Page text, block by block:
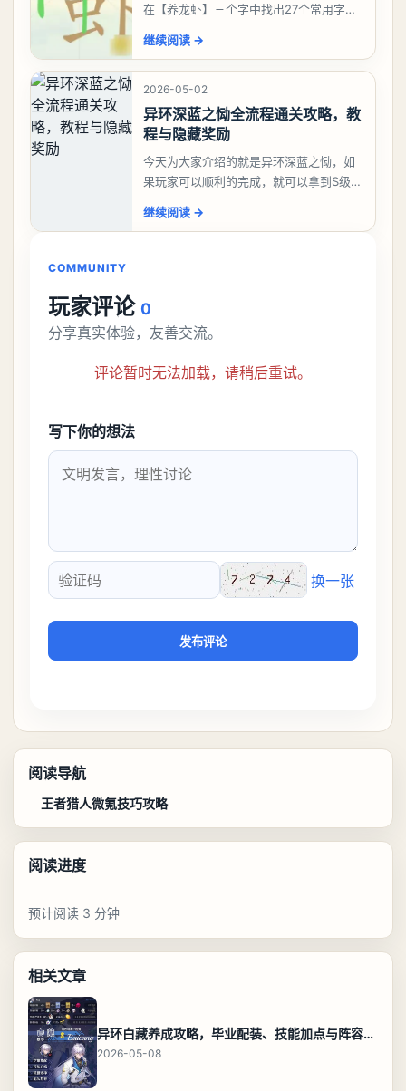
在【养龙虾】三个字中找出27个常用字，
大、夫、夰、巾、中、虫、下、虾、卜、
囗、吓、卟、
继续阅读 →
2026-05-02
异环深蓝之恸全流程通关攻略，教
程与隐藏奖励
今天为大家介绍的就是异环深蓝之恸，如
果玩家可以顺利的完成，就可以拿到S级弧
比较高的，对于那些新手玩家并不建议直
继续阅读 →
COMMUNITY
玩家评论 0
分享真实体验，友善交流。
评论暂时无法加载，请稍后重试。
写下你的想法
验证码
换一张
发布评论
阅读导航
王者猎人微氪技巧攻略
阅读进度
预计阅读 3 分钟
相关文章
异环白藏养成攻略，毕业配装、技能加点与阵容搭配保姆级解析
2026-05-08